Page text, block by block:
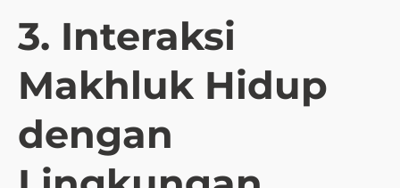
3. Interaksi
Makhluk Hidup
dengan